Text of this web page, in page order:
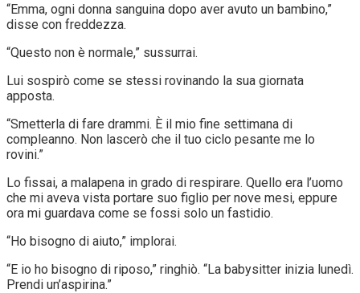
“Emma, ogni donna sanguina dopo aver avuto un bambino,”
disse con freddezza.
“Questo non è normale,” sussurrai.
Lui sospirò come se stessi rovinando la sua giornata
apposta.
“Smetterla di fare drammi. È il mio fine settimana di
compleanno. Non lascerò che il tuo ciclo pesante me lo
rovini.”
Lo fissai, a malapena in grado di respirare. Quello era l’uomo
che mi aveva vista portare suo figlio per nove mesi, eppure
ora mi guardava come se fossi solo un fastidio.
“Ho bisogno di aiuto,” implorai.
“E io ho bisogno di riposo,” ringhiò. “La babysitter inizia lunedì.
Prendi un’aspirina.”